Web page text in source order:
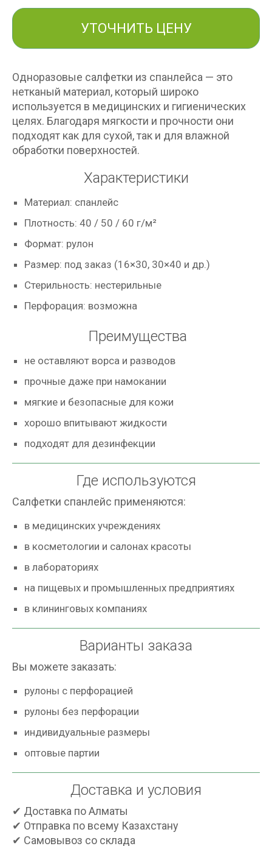
УТОЧНИТЬ ЦЕНУ
Одноразовые салфетки из спанлейса — это
нетканый материал, который широко
используется в медицинских и гигиенических
целях. Благодаря мягкости и прочности они
подходят как для сухой, так и для влажной
обработки поверхностей.
Характеристики
Материал: спанлейс
Плотность: 40 / 50 / 60 г/м²
Формат: рулон
Размер: под заказ (16×30, 30×40 и др.)
Стерильность: нестерильные
Перфорация: возможна
Преимущества
не оставляют ворса и разводов
прочные даже при намокании
мягкие и безопасные для кожи
хорошо впитывают жидкости
подходят для дезинфекции
Где используются
Салфетки спанлейс применяются:
в медицинских учреждениях
в косметологии и салонах красоты
в лабораториях
на пищевых и промышленных предприятиях
в клининговых компаниях
Варианты заказа
Вы можете заказать:
рулоны с перфорацией
рулоны без перфорации
индивидуальные размеры
оптовые партии
Доставка и условия
✔ Доставка по Алматы
✔ Отправка по всему Казахстану
✔ Самовывоз со склада